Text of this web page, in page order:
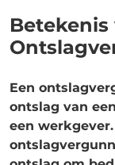
Betekenis
Een
ontslag van
een